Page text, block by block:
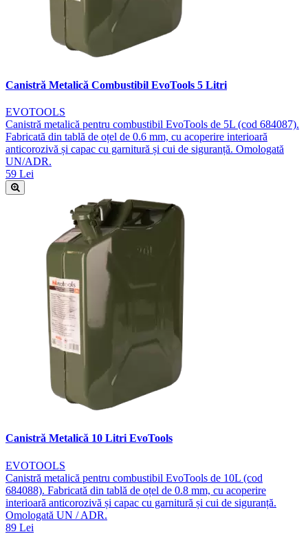
Canistră Metalică Combustibil EvoTools 5 Litri
EVOTOOLS
Canistră metalică pentru combustibil EvoTools de 5L (cod 684087).
Fabricată din tablă de oțel de 0.6 mm, cu acoperire interioară
anticorozivă și capac cu garnitură și cui de siguranță. Omologată
UN/ADR.
59 Lei
Canistră Metalică 10 Litri EvoTools
EVOTOOLS
Canistră metalică pentru combustibil EvoTools de 10L (cod
684088). Fabricată din tablă de oțel de 0.8 mm, cu acoperire
interioară anticorozivă și capac cu garnitură și cui de siguranță.
Omologată UN / ADR.
89 Lei